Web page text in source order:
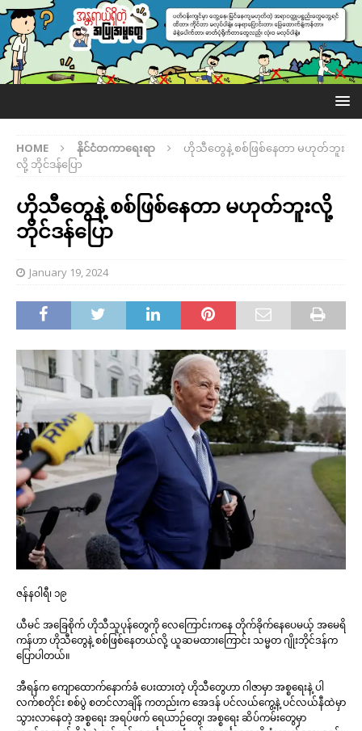
HOME နိုင်ငံတကာရေးရာ
ဟိုသီတွေနဲ့ စစ်ဖြစ်နေတာ မဟုတ်ဘူး
လို့ ဘိုင်ဒန်ပြော
ဟိုသီတွေနဲ့ စစ်ဖြစ်နေတာ မဟုတ်ဘူးလို့
ဘိုင်ဒန်ပြော
January 19, 2024
ဇန်နဝါရီ၊ ၁၉
ယီမင် အခြေစိုက် ဟိုသီသူပုန်တွေကို လေကြောင်းကနေ တိုက်ခိုက်နေပေမယ့် အမေရိ
ကန်ဟာ ဟိုသီတွေနဲ့ စစ်ဖြစ်နေတယ်လို့ ယူဆမထားကြောင်း သမ္မတ ဂျိုးဘိုင်ဒန်က
ပြောပါတယ်။
အီရန်က ကျောထောက်နောက်ခံ ပေးထားတဲ့ ဟိုသီတွေဟာ ဂါဇာမှာ အစ္စရေးနဲ့ ပါ
လက်စတိုင်း စစ်ပွဲ စတင်လာချိန် ကတည်းက အေဒန် ပင်လယ်ကွေ့နဲ့ ပင်လယ်နီထဲမှာ
သွားလာနေတဲ့ အစ္စရေး အရပ်ဖက် ရေယာဉ်တွေ၊ အစ္စရေး ဆိပ်ကမ်းတွေမှာ